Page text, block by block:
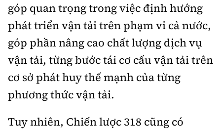
góp quan trọng trong việc định hướng
phát triển vận tải trên phạm vi cả nước,
góp phần nâng cao chất lượng dịch vụ
vận tải, từng bước tái cơ cấu vận tải trên
cơ sở phát huy thế mạnh của từng
phương thức vận tải.
Tuy nhiên, Chiến lược 318 cũng có